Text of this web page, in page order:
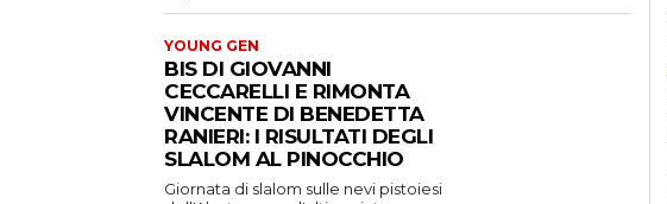
YOUNG GEN
BIS DI GIOVANNI
CECCARELLI E RIMONTA
VINCENTE DI BENEDETTA
RANIERI: I RISULTATI DEGLI
SLALOM AL PINOCCHIO
Giornata di slalom sulle nevi pistoiesi